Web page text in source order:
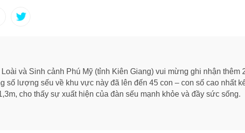
và Sinh cảnh Phú Mỹ (tỉnh Kiên Giang) vui mừng ghi nhận thêm
số lượng sếu về khu vực này đã lên đến 45 con – con số cao nhất
cho thấy sự xuất hiện của đàn sếu mạnh khỏe và đầy sức sống.